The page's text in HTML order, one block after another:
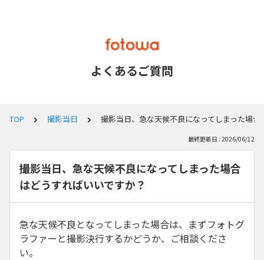
よくあるご質問
TOP 撮影当日 撮影当日、急な天候不良になってしまった場
最終更新日 : 2026/06/12
撮影当日、急な天候不良になってしまった場合
はどうすればいいですか？
急な天候不良となってしまった場合は、まずフォトグ
ラファーと撮影決行するかどうか、ご相談くださ
い。